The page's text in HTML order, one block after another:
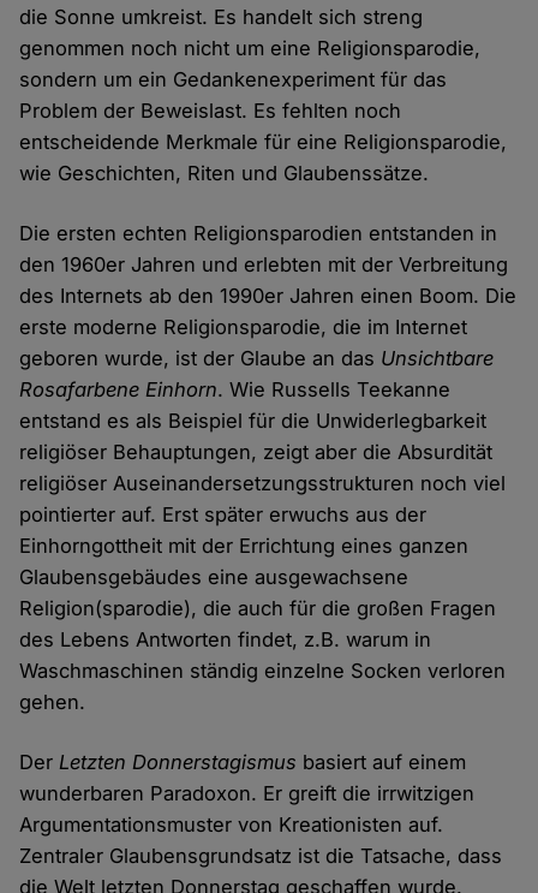
die Sonne umkreist. Es handelt sich streng
genommen noch nicht um eine Religionsparodie,
sondern um ein Gedankenexperiment für das
Problem der Beweislast. Es fehlten noch
entscheidende Merkmale für eine Religionsparodie,
wie Geschichten, Riten und Glaubenssätze.
Die ersten echten Religionsparodien entstanden in
den 1960er Jahren und erlebten mit der Verbreitung
des Internets ab den 1990er Jahren einen Boom. Die
erste moderne Religionsparodie, die im Internet
geboren wurde, ist der Glaube an das Unsichtbare
Rosafarbene Einhorn. Wie Russells Teekanne
entstand es als Beispiel für die Unwiderlegbarkeit
religiöser Behauptungen, zeigt aber die Absurdität
religiöser Auseinandersetzungsstrukturen noch viel
pointierter auf. Erst später erwuchs aus der
Einhorngottheit mit der Errichtung eines ganzen
Glaubensgebäudes eine ausgewachsene
Religion(sparodie), die auch für die großen Fragen
des Lebens Antworten findet, z.B. warum in
Waschmaschinen ständig einzelne Socken verloren
gehen.
DerLetzten Donnerstagismus basiert auf einem
wunderbaren Paradoxon. Er greift die irrwitzigen
Argumentationsmuster von Kreationisten auf.
Zentraler Glaubensgrundsatz ist die Tatsache, dass
die Welt letzten Donnerstag geschaffen wurde.